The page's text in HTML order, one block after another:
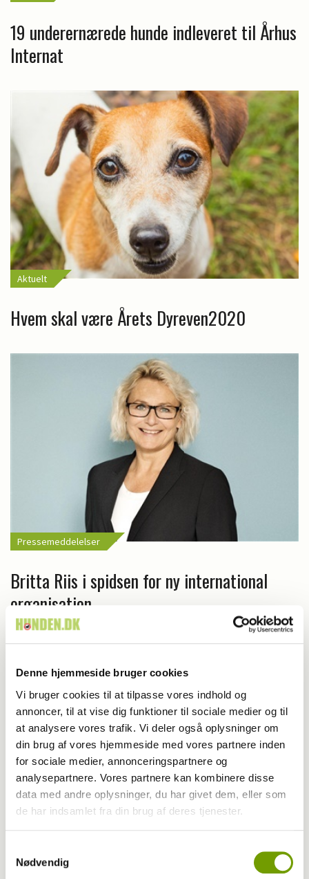
Denne hjemmeside bruger cookies
Vi bruger cookies til at tilpasse vores indhold og
annoncer, til at vise dig funktioner til sociale medier og til
at analysere vores trafik. Vi deler også oplysninger om
din brug af vores hjemmeside med vores partnere inden
for sociale medier, annonceringspartnere og
analysepartnere. Vores partnere kan kombinere disse
data med andre oplysninger, du har givet dem, eller som
de har indsamlet fra din brug af deres tjenester.
Nødvendig
19 underernærede hunde indleveret til Århus
Internat
Aktuelt
Hvem skal være Årets Dyreven2020
Pressemeddelelser
Britta Riis i spidsen for ny international
organisation
Se billederne: Muddy Dog